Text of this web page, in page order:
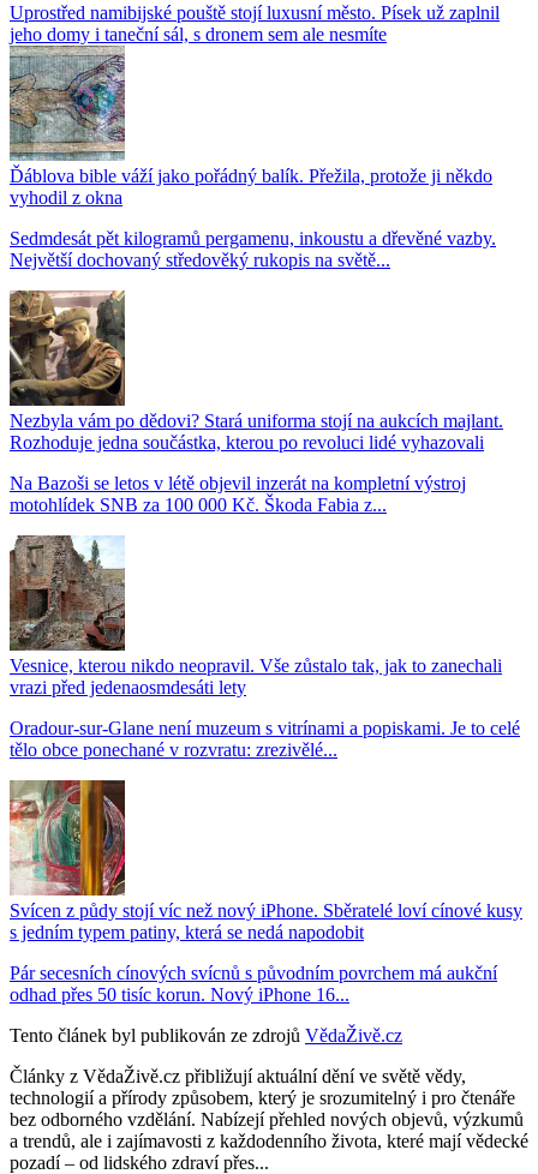
Uprostřed namibijské pouště stojí luxusní město. Písek už zaplnil
jeho domy i taneční sál, s dronem sem ale nesmíte
Ďáblova bible váží jako pořádný balík. Přežila, protože ji někdo
vyhodil z okna
Sedmdesát pět kilogramů pergamenu, inkoustu a dřevěné vazby.
Největší dochovaný středověký rukopis na světě...
Nezbyla vám po dědovi? Stará uniforma stojí na aukcích majlant.
Rozhoduje jedna součástka, kterou po revoluci lidé vyhazovali
Na Bazoši se letos v létě objevil inzerát na kompletní výstroj
motohlídek SNB za 100 000 Kč. Škoda Fabia z...
Vesnice, kterou nikdo neopravil. Vše zůstalo tak, jak to zanechali
vrazi před jedenaosmdesáti lety
Oradour-sur-Glane není muzeum s vitrínami a popiskami. Je to celé
tělo obce ponechané v rozvratu: zrezivělé...
Svícen z půdy stojí víc než nový iPhone. Sběratelé loví cínové kusy
s jedním typem patiny, která se nedá napodobit
Pár secesních cínových svícnů s původním povrchem má aukční
odhad přes 50 tisíc korun. Nový iPhone 16...
Tento článek byl publikován ze zdrojů VědaŽivě.cz
Články z VědaŽivě.cz přibližují aktuální dění ve světě vědy,
technologií a přírody způsobem, který je srozumitelný i pro čtenáře
bez odborného vzdělání. Nabízejí přehled nových objevů, výzkumů
a trendů, ale i zajímavosti z každodenního života, které mají vědecké
pozadí – od lidského zdraví přes...